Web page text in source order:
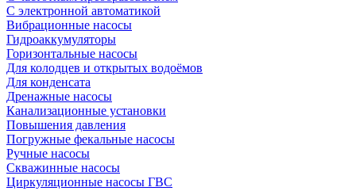
С электронной автоматикой
Вибрационные насосы
Гидроаккумуляторы
Горизонтальные насосы
Для колодцев и открытых водоёмов
Для конденсата
Дренажные насосы
Канализационные установки
Повышения давления
Погружные фекальные насосы
Ручные насосы
Скважинные насосы
Циркуляционные насосы ГВС